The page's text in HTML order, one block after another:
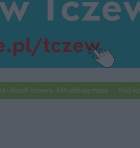
Aktualizują mapy Pod wpływem